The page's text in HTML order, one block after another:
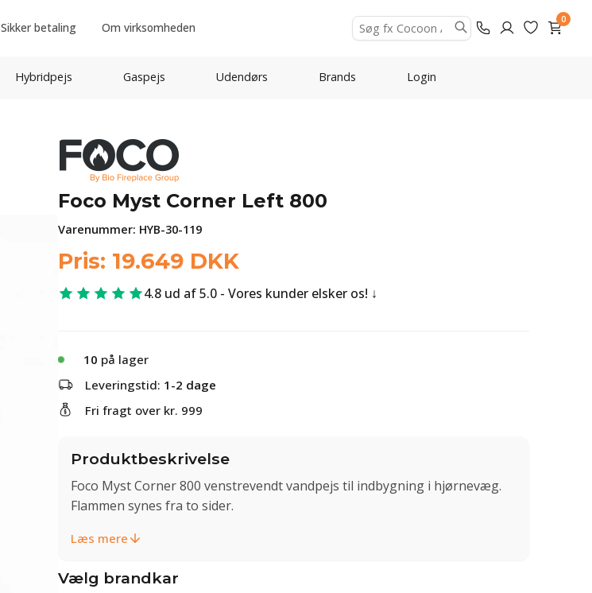
Sikker betaling Om virksomheden
0
Hybridpejs Gaspejs Udendørs Brands Login
Foco Myst Corner Left 800
Varenummer: HYB-30-119
Pris: 19.649 DKK
4.8 ud af 5.0 - Vores kunder elsker os!
10 på lager
Leveringstid: 1-2 dage
Fri fragt over kr. 999
Produktbeskrivelse
Foco Myst Corner 800 venstrevendt vandpejs til indbygning i hjørnevæg.
Flammen synes fra to sider.
Læs mere
Vælg brandkar